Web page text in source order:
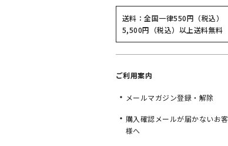
送料：全国一律550円（税込）
5,500円（税込）以上送料無料
ご利用案内
メールマガジン登録・解除
購入確認メールが届かないお客
様へ